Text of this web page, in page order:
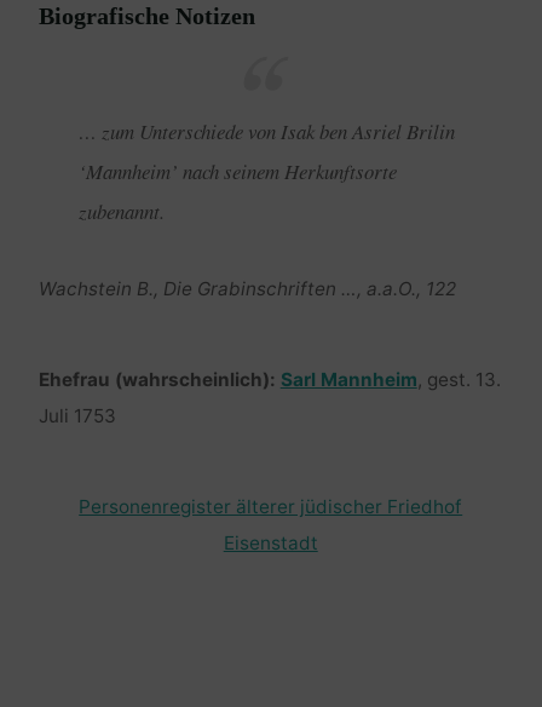
Biografische Notizen
… zum Unterschiede von Isak ben Asriel Brilin
‘Mannheim’ nach seinem Herkunftsorte
zubenannt.
Wachstein B., Die Grabinschriften …, a.a.O., 122
Ehefrau (wahrscheinlich): Sarl Mannheim, gest. 13.
Juli 1753
Personenregister älterer jüdischer Friedhof
Eisenstadt